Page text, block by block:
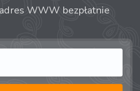
WWW bezpłatnie